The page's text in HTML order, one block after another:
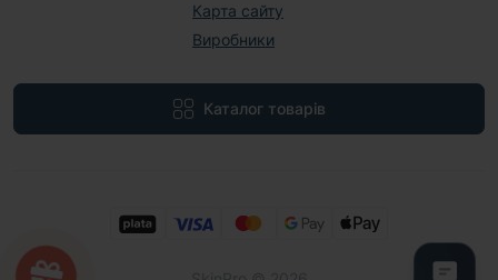
Карта сайту
Виробники
Каталог товарів